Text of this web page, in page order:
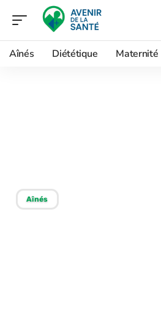
Aînés Diététique Maternité
Aînés